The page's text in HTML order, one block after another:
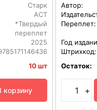
Старк
АСТ
*Твердый
переплет
2025
10 шт
корзину
Автор:
Переплет:
Год
Штрихкод:
Остаток:
+